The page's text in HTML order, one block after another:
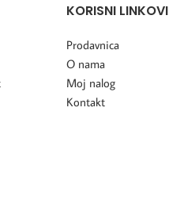
KORISNI LINKOVI
Prodavnica
O nama
Moj nalog
Kontakt